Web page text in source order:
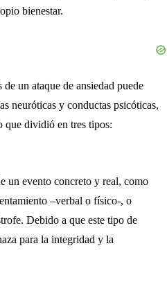
bienestar.
un ataque de ansiedad puede
neuróticas y conductas psicóticas,
que dividió en tres tipos:
un evento concreto y real, como
–verbal o físico-, o
Debido a que este tipo de
para la integridad y la